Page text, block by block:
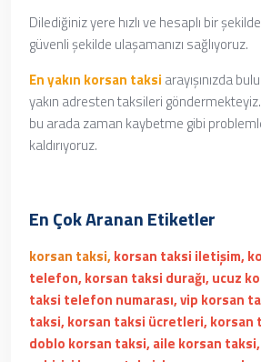
Dilediğiniz yere hızlı ve hesaplı bir
güvenli şekilde ulaşamanızı sağlıyoruz.
En yakın korsan taksi arayışınızda
yakın adresten taksileri
bu arada zaman kaybetme gibi
kaldırıyoruz.
En Çok Aranan Etiketler
korsan taksi, korsan taksi iletişim,
telefon, korsan taksi durağı, ucuz
taksi telefon numarası, vip korsan
taksi, korsan taksi ücretleri, korsan
doblo korsan taksi, aile korsan